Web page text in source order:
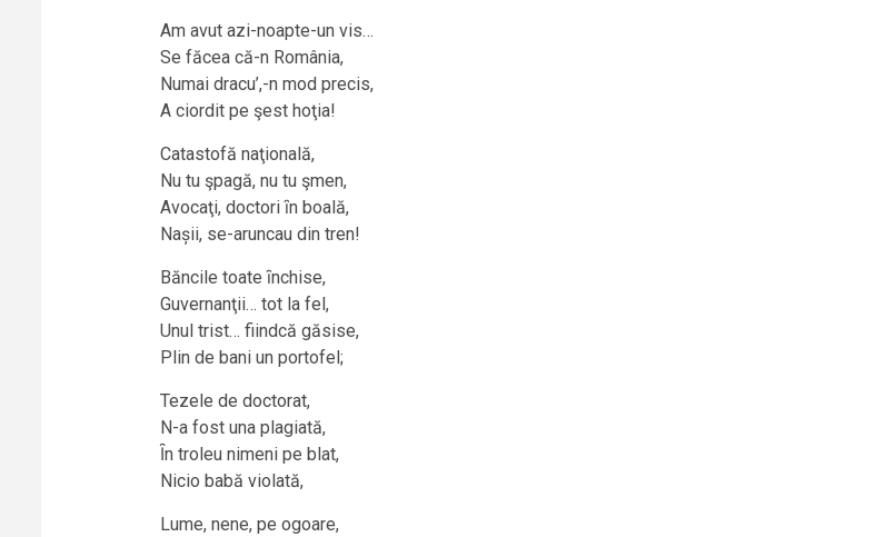
Am avut azi-noapte-un vis…
Se făcea că-n România,
Numai dracu’,-n mod precis,
A ciordit pe şest hoţia!
Catastofă naţională,
Nu tu şpagă, nu tu şmen,
Avocaţi, doctori ȋn boală,
Nașii, se-aruncau din tren!
Băncile toate ȋnchise,
Guvernanţii… tot la fel,
Unul trist… fiindcă găsise,
Plin de bani un portofel;
Tezele de doctorat,
N-a fost una plagiată,
Ȋn troleu nimeni pe blat,
Nicio babă violată,
Lume, nene, pe ogoare,